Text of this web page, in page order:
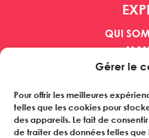
Gérer le
Pour offrir les meilleures
telles que les cookies pour
des appareils. Le fait de
de traiter des données telles
QUI
Inscrivez-vous